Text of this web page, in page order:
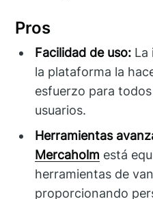
Pros
Facilidad de uso: La
la plataforma la
esfuerzo para
usuarios.
Herramientas
Mercaholm está
herramientas de
proporcionando